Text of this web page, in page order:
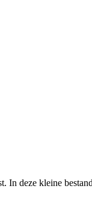
In deze kleine